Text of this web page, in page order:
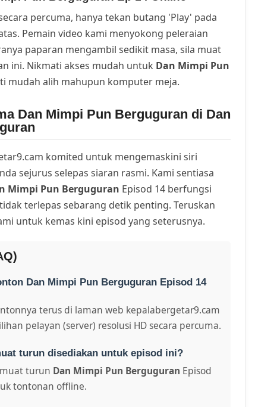
percuma, hanya tekan butang 'Play' pada
Pemain video kami menyokong peleraian
paparan mengambil sedikit masa, sila muat
ini. Nikmati akses mudah untuk Dan Mimpi Pun
mudah alih mahupun komputer meja.
Dan Mimpi Pun Berguguran di Dan
komited untuk mengemaskini siri
sejurus selepas siaran rasmi. Kami sentiasa
Mimpi Pun Berguguran Episod 14 berfungsi
terlepas sebarang detik penting. Teruskan
untuk kemas kini episod yang seterusnya.
Dan Mimpi Pun Berguguran Episod 14
terus di laman web kepalabergetar9.cam
pelayan (server) resolusi HD secara percuma.
turun disediakan untuk episod ini?
turun Dan Mimpi Pun Berguguran Episod
tontonan offline.